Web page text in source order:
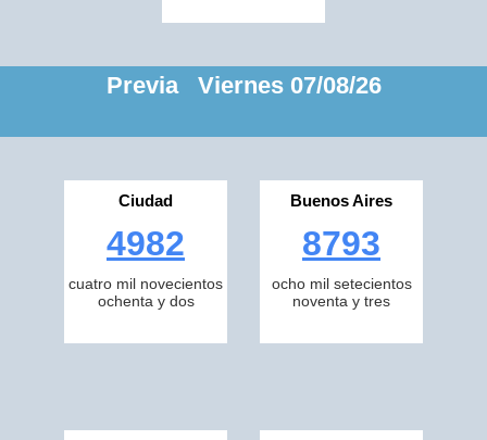
Previa Viernes 07/08/26
Ciudad
4982
cuatro mil novecientos
ochenta y dos
Buenos Aires
8793
ocho mil setecientos
noventa y tres